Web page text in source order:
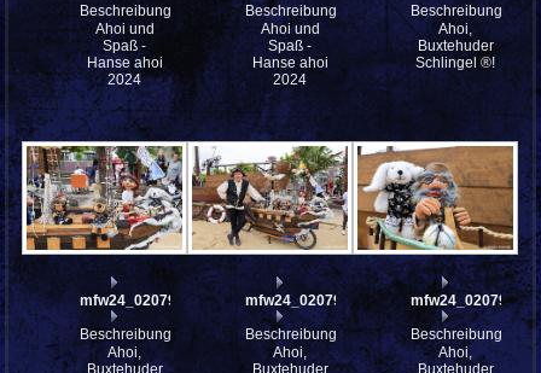
Beschreibung:
Ahoi und
Spaß -
Hanse ahoi
2024
Beschreibung:
Ahoi und
Spaß -
Hanse ahoi
2024
Beschreibung:
Ahoi,
Buxtehuder
Schlingel ®!
mfw24_0207970
Beschreibung:
Ahoi,
Buxtehuder
mfw24_0207969
Beschreibung:
Ahoi,
Buxtehuder
mfw24_0207963
Beschreibung:
Ahoi,
Buxtehuder